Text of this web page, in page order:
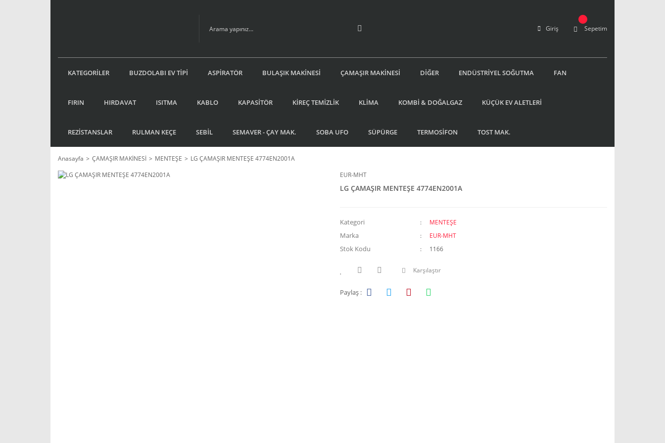
Giriş Sepetim
KATEGORİLER BUZDOLABI EV TİPİ ASPİRATÖR BULAŞIK MAKİNESİ ÇAMAŞIR MAKİNESİ DİĞER ENDÜSTRİYEL SOĞUTMA FAN
FIRIN HIRDAVAT ISITMA KABLO KAPASİTÖR KİREÇ TEMİZLİK KLİMA KOMBİ & DOĞALGAZ KÜÇÜK EV ALETLERİ
REZİSTANSLAR RULMAN KEÇE SEBİL SEMAVER - ÇAY MAK. SOBA UFO SÜPÜRGE TERMOSİFON TOST MAK.
Anasayfa ÇAMAŞIR MAKİNESİ MENTEŞE
LG ÇAMAŞIR MENTEŞE 4774EN2001A
EUR-MHT
LG ÇAMAŞIR MENTEŞE 4774EN2001A
Kategori MENTEŞE
Marka EUR-MHT
Stok Kodu 1166
Karşılaştır
Paylaş :